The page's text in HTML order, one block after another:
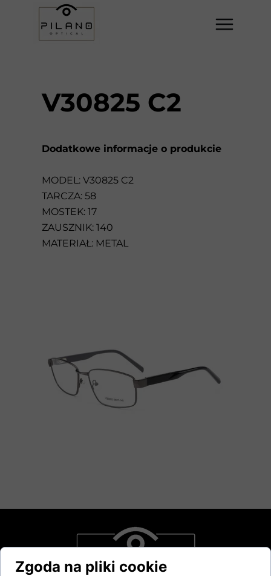
Dodatkowe informacje o produkcie
MODEL: V30825 C2
TARCZA: 58
MOSTEK: 17
ZAUSZNIK: 140
MATERIAŁ: METAL
V30825 C2
Zgoda na pliki cookie